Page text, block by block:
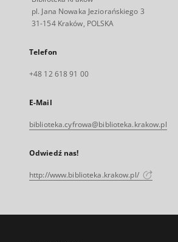
pl. Jana Nowaka Jeziorańskiego 3
31-154 Kraków, POLSKA
Telefon
+48 12 618 91 00
E-Mail
biblioteka.cyfrowa@biblioteka.krakow.pl
Odwiedź nas!
http://www.biblioteka.krakow.pl/